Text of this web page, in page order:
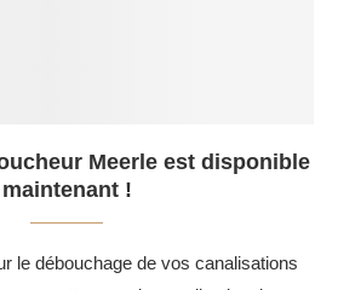
Meerle est disponible
maintenant !
le débouchage de vos canalisations